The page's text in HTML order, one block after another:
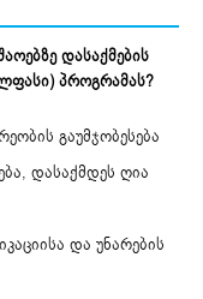
დასაქმების
პროგრამას?
გაუმჯობესება
დასაქმდეს ღია
და უნარების